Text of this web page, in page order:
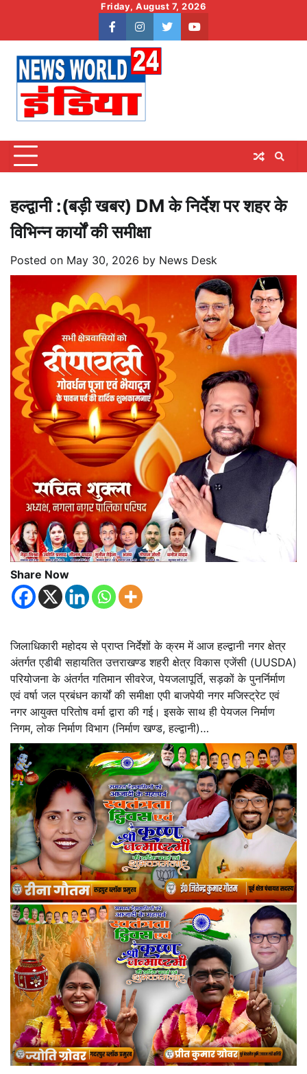
content
Friday, August 7, 2026
facebookinstagram
twitteryoutube
हल्द्वानी :(बड़ी खबर) DM के निर्देश पर शहर के
विभिन्न कार्यों की समीक्षा
Posted on May 30, 2026 by News Desk
Share Now
जिलाधिकारी महोदय से प्राप्त निर्देशों के क्रम में आज हल्द्वानी नगर क्षेत्र
अंतर्गत एडीबी सहायतित उत्तराखण्ड शहरी क्षेत्र विकास एजेंसी (UUSDA)
परियोजना के अंतर्गत गतिमान सीवरेज, पेयजलापूर्ति, सड़कों के पुनर्निर्माण
एवं वर्षा जल प्रबंधन कार्यों की समीक्षा एपी बाजपेयी नगर मजिस्ट्रेट एवं
नगर आयुक्त परितोष वर्मा द्वारा की गई। इसके साथ ही पेयजल निर्माण
निगम, लोक निर्माण विभाग (निर्माण खण्ड, हल्द्वानी)…